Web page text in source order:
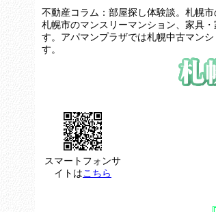
不動産コラム：部屋探し体験談。札幌
札幌市のマンスリーマンション、家具
す。アパマンプラザでは札幌中古マン
す。
スマートフォンサ
イトはこちら